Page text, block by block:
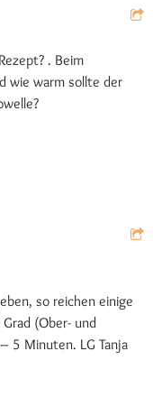
. Beim
wie warm sollte der
so reichen einige
(Ober- und
5 Minuten. LG Tanja